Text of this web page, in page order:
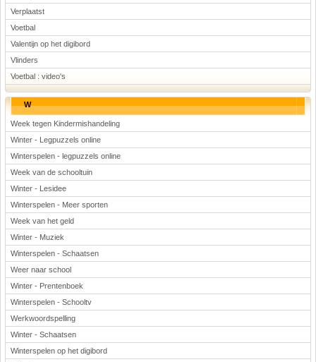
Verplaatst
Voetbal
Valentijn op het digibord
Vlinders
Voetbal : video's
W
Week tegen Kindermishandeling
Winter - Legpuzzels online
Winterspelen - legpuzzels online
Week van de schooltuin
Winter - Lesidee
Winterspelen - Meer sporten
Week van het geld
Winter - Muziek
Winterspelen - Schaatsen
Weer naar school
Winter - Prentenboek
Winterspelen - Schooltv
Werkwoordspelling
Winter - Schaatsen
Winterspelen op het digibord